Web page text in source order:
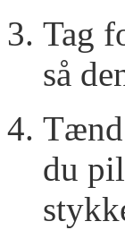
Tag
så
Tænd
du